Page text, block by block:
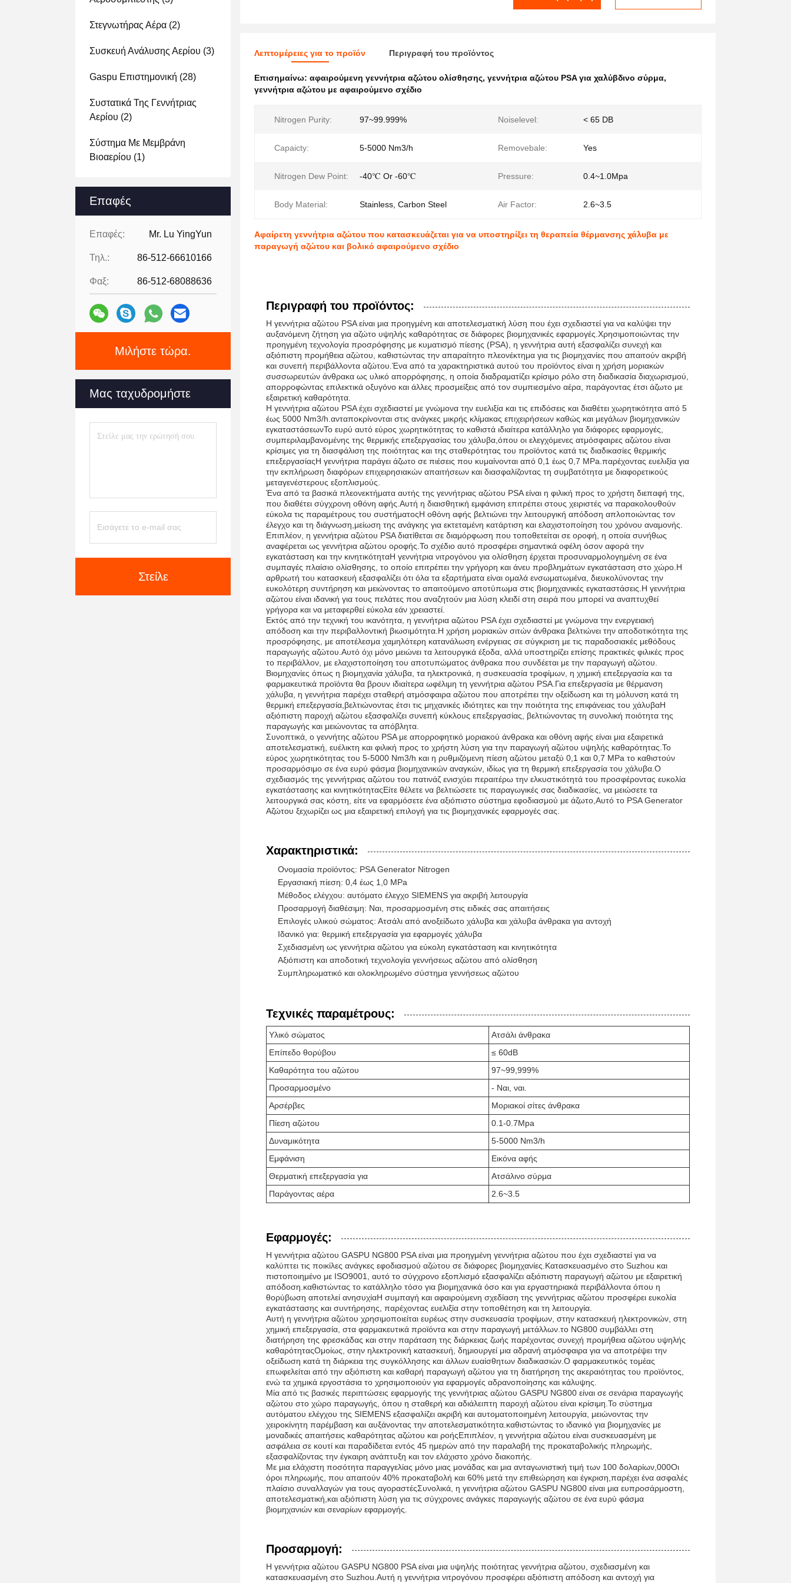
Στεγνωτήρας Αέρα (2)
Συσκευή Ανάλυσης Αερίου (3)
Gaspu Επιστημονική (28)
Συστατικά Της Γεννήτριας
Αερίου (2)
Σύστημα Με Μεμβράνη
Βιοαερίου (1)
Επαφές
Επαφές: Mr. Lu YingYun
Τηλ.: 86-512-66610166
Φαξ: 86-512-68088636
Μιλήστε τώρα.
Μας ταχυδρομήστε
Στείλε
Λεπτομέρειες για το προϊόν Περιγραφή του προϊόντος
Επισημαίνω: αφαιρούμενη γεννήτρια αζώτου ολίσθησης, γεννήτρια αζώτου PSA για χαλύβδινο σύρμα,
γεννήτρια αζώτου με αφαιρούμενο σχέδιο
Nitrogen Purity: 97~99.999% Noiselevel: < 65 DB
Capaicty: 5-5000 Nm3/h Removebale: Yes
Nitrogen Dew Point: -40℃ Or -60℃ Pressure: 0.4~1.0Mpa
Body Material: Stainless, Carbon Steel Air Factor: 2.6~3.5
Αφαίρετη γεννήτρια αζώτου που κατασκευάζεται για να υποστηρίξει τη θεραπεία θέρμανσης χάλυβα με
παραγωγή αζώτου και βολικό αφαιρούμενο σχέδιο
Περιγραφή του προϊόντος:
Η γεννήτρια αζώτου PSA είναι μια προηγμένη και αποτελεσματική λύση που έχει σχεδιαστεί για να καλύψει την
αυξανόμενη ζήτηση για αζώτο υψηλής καθαρότητας σε διάφορες βιομηχανικές εφαρμογές.Χρησιμοποιώντας την
προηγμένη τεχνολογία προσρόφησης με κυματισμό πίεσης (PSA), η γεννήτρια αυτή εξασφαλίζει συνεχή και
αξιόπιστη προμήθεια αζώτου, καθιστώντας την απαραίτητο πλεονέκτημα για τις βιομηχανίες που απαιτούν ακριβή
και συνεπή περιβάλλοντα αζώτου.Ένα από τα χαρακτηριστικά αυτού του προϊόντος είναι η χρήση μοριακών
συσσωρευτών άνθρακα ως υλικό απορρόφησης, η οποία διαδραματίζει κρίσιμο ρόλο στη διαδικασία διαχωρισμού,
απορροφώντας επιλεκτικά οξυγόνο και άλλες προσμείξεις από τον συμπιεσμένο αέρα, παράγοντας έτσι άζωτο με
εξαιρετική καθαρότητα.
Η γεννήτρια αζώτου PSA έχει σχεδιαστεί με γνώμονα την ευελιξία και τις επιδόσεις και διαθέτει χωρητικότητα από 5
έως 5000 Nm3/h.ανταποκρίνονται στις ανάγκες μικρής κλίμακας επιχειρήσεων καθώς και μεγάλων βιομηχανικών
εγκαταστάσεωνΤο ευρύ αυτό εύρος χωρητικότητας το καθιστά ιδιαίτερα κατάλληλο για διάφορες εφαρμογές,
συμπεριλαμβανομένης της θερμικής επεξεργασίας του χάλυβα,όπου οι ελεγχόμενες ατμόσφαιρες αζώτου είναι
κρίσιμες για τη διασφάλιση της ποιότητας και της σταθερότητας του προϊόντος κατά τις διαδικασίες θερμικής
επεξεργασίαςΗ γεννήτρια παράγει άζωτο σε πιέσεις που κυμαίνονται από 0,1 έως 0,7 MPa.παρέχοντας ευελιξία για
την εκπλήρωση διαφόρων επιχειρησιακών απαιτήσεων και διασφαλίζοντας τη συμβατότητα με διαφορετικούς
μεταγενέστερους εξοπλισμούς.
Ένα από τα βασικά πλεονεκτήματα αυτής της γεννήτριας αζώτου PSA είναι η φιλική προς το χρήστη διεπαφή της,
που διαθέτει σύγχρονη οθόνη αφής.Αυτή η διαισθητική εμφάνιση επιτρέπει στους χειριστές να παρακολουθούν
εύκολα τις παραμέτρους του συστήματοςΗ οθόνη αφής βελτιώνει την λειτουργική απόδοση απλοποιώντας τον
έλεγχο και τη διάγνωση,μείωση της ανάγκης για εκτεταμένη κατάρτιση και ελαχιστοποίηση του χρόνου αναμονής.
Επιπλέον, η γεννήτρια αζώτου PSA διατίθεται σε διαμόρφωση που τοποθετείται σε οροφή, η οποία συνήθως
αναφέρεται ως γεννήτρια αζώτου οροφής.Το σχέδιο αυτό προσφέρει σημαντικά οφέλη όσον αφορά την
εγκατάσταση και την κινητικότηταΗ γεννήτρια νιτρογόνου για ολίσθηση έρχεται προσυναρμολογημένη σε ένα
συμπαγές πλαίσιο ολίσθησης, το οποίο επιτρέπει την γρήγορη και άνευ προβλημάτων εγκατάσταση στο χώρο.Η
αρθρωτή του κατασκευή εξασφαλίζει ότι όλα τα εξαρτήματα είναι ομαλά ενσωματωμένα, διευκολύνοντας την
ευκολότερη συντήρηση και μειώνοντας το απαιτούμενο αποτύπωμα στις βιομηχανικές εγκαταστάσεις.Η γεννήτρια
αζώτου είναι ιδανική για τους πελάτες που αναζητούν μια λύση κλειδί στη σειρά που μπορεί να αναπτυχθεί
γρήγορα και να μεταφερθεί εύκολα εάν χρειαστεί.
Εκτός από την τεχνική του ικανότητα, η γεννήτρια αζώτου PSA έχει σχεδιαστεί με γνώμονα την ενεργειακή
απόδοση και την περιβαλλοντική βιωσιμότητα.Η χρήση μοριακών σιτών άνθρακα βελτιώνει την αποδοτικότητα της
προσρόφησης, με αποτέλεσμα χαμηλότερη κατανάλωση ενέργειας σε σύγκριση με τις παραδοσιακές μεθόδους
παραγωγής αζώτου.Αυτό όχι μόνο μειώνει τα λειτουργικά έξοδα, αλλά υποστηρίζει επίσης πρακτικές φιλικές προς
το περιβάλλον, με ελαχιστοποίηση του αποτυπώματος άνθρακα που συνδέεται με την παραγωγή αζώτου.
Βιομηχανίες όπως η βιομηχανία χάλυβα, τα ηλεκτρονικά, η συσκευασία τροφίμων, η χημική επεξεργασία και τα
φαρμακευτικά προϊόντα θα βρουν ιδιαίτερα ωφέλιμη τη γεννήτρια αζώτου PSA.Για επεξεργασία με θέρμανση
χάλυβα, η γεννήτρια παρέχει σταθερή ατμόσφαιρα αζώτου που αποτρέπει την οξείδωση και τη μόλυνση κατά τη
θερμική επεξεργασία,βελτιώνοντας έτσι τις μηχανικές ιδιότητες και την ποιότητα της επιφάνειας του χάλυβαΗ
αξιόπιστη παροχή αζώτου εξασφαλίζει συνεπή κύκλους επεξεργασίας, βελτιώνοντας τη συνολική ποιότητα της
παραγωγής και μειώνοντας τα απόβλητα.
Συνοπτικά, ο γεννήτης αζώτου PSA με απορροφητικό μοριακού άνθρακα και οθόνη αφής είναι μια εξαιρετικά
αποτελεσματική, ευέλικτη και φιλική προς το χρήστη λύση για την παραγωγή αζώτου υψηλής καθαρότητας.Το
εύρος χωρητικότητας του 5-5000 Nm3/h και η ρυθμιζόμενη πίεση αζώτου μεταξύ 0,1 και 0,7 MPa το καθιστούν
προσαρμόσιμο σε ένα ευρύ φάσμα βιομηχανικών αναγκών, ιδίως για τη θερμική επεξεργασία του χάλυβα.Ο
σχεδιασμός της γεννήτριας αζώτου του πατινάζ ενισχύει περαιτέρω την ελκυστικότητά του προσφέροντας ευκολία
εγκατάστασης και κινητικότηταςΕίτε θέλετε να βελτιώσετε τις παραγωγικές σας διαδικασίες, να μειώσετε τα
λειτουργικά σας κόστη, είτε να εφαρμόσετε ένα αξιόπιστο σύστημα εφοδιασμού με άζωτο,Αυτό το PSA Generator
Αζώτου ξεχωρίζει ως μια εξαιρετική επιλογή για τις βιομηχανικές εφαρμογές σας.
Χαρακτηριστικά:
Ονομασία προϊόντος: PSA Generator Nitrogen
Εργασιακή πίεση: 0,4 έως 1,0 MPa
Μέθοδος ελέγχου: αυτόματο έλεγχο SIEMENS για ακριβή λειτουργία
Προσαρμογή διαθέσιμη: Ναι, προσαρμοσμένη στις ειδικές σας απαιτήσεις
Επιλογές υλικού σώματος: Ατσάλι από ανοξείδωτο χάλυβα και χάλυβα άνθρακα για αντοχή
Ιδανικό για: θερμική επεξεργασία για εφαρμογές χάλυβα
Σχεδιασμένη ως γεννήτρια αζώτου για εύκολη εγκατάσταση και κινητικότητα
Αξιόπιστη και αποδοτική τεχνολογία γεννήσεως αζώτου από ολίσθηση
Συμπληρωματικό και ολοκληρωμένο σύστημα γεννήσεως αζώτου
Τεχνικές παραμέτρους:
Υλικό σώματος
Ατσάλι άνθρακα
Επίπεδο θορύβου
≤ 60dB
Καθαρότητα του αζώτου
97~99,999%
Προσαρμοσμένο
- Ναι, ναι.
Αρσέρβες
Μοριακοί σίτες άνθρακα
Πίεση αζώτου
0.1-0.7Mpa
Δυναμικότητα
5-5000 Nm3/h
Εμφάνιση
Εικόνα αφής
Θερματική επεξεργασία για
Ατσάλινο σύρμα
Παράγοντας αέρα
2.6~3.5
Εφαρμογές:
Η γεννήτρια αζώτου GASPU NG800 PSA είναι μια προηγμένη γεννήτρια αζώτου που έχει σχεδιαστεί για να
καλύπτει τις ποικίλες ανάγκες εφοδιασμού αζώτου σε διάφορες βιομηχανίες.Κατασκευασμένο στο Suzhou και
πιστοποιημένο με ISO9001, αυτό το σύγχρονο εξοπλισμό εξασφαλίζει αξιόπιστη παραγωγή αζώτου με εξαιρετική
απόδοση.καθιστώντας το κατάλληλο τόσο για βιομηχανικά όσο και για εργαστηριακά περιβάλλοντα όπου η
θορύβωση αποτελεί ανησυχίαΗ συμπαγή και αφαιρούμενη σχεδίαση της γεννήτριας αζώτου προσφέρει ευκολία
εγκατάστασης και συντήρησης, παρέχοντας ευελιξία στην τοποθέτηση και τη λειτουργία.
Αυτή η γεννήτρια αζώτου χρησιμοποιείται ευρέως στην συσκευασία τροφίμων, στην κατασκευή ηλεκτρονικών, στη
χημική επεξεργασία, στα φαρμακευτικά προϊόντα και στην παραγωγή μετάλλων.το NG800 συμβάλλει στη
διατήρηση της φρεσκάδας και στην παράταση της διάρκειας ζωής παρέχοντας συνεχή προμήθεια αζώτου υψηλής
καθαρότηταςΟμοίως, στην ηλεκτρονική κατασκευή, δημιουργεί μια αδρανή ατμόσφαιρα για να αποτρέψει την
οξείδωση κατά τη διάρκεια της συγκόλλησης και άλλων ευαίσθητων διαδικασιών.Ο φαρμακευτικός τομέας
επωφελείται από την αξιόπιστη και καθαρή παραγωγή αζώτου για τη διατήρηση της ακεραιότητας του προϊόντος,
ενώ τα χημικά εργοστάσια το χρησιμοποιούν για εφαρμογές αδρανοποίησης και κάλυψης.
Μία από τις βασικές περιπτώσεις εφαρμογής της γεννήτριας αζώτου GASPU NG800 είναι σε σενάρια παραγωγής
αζώτου στο χώρο παραγωγής, όπου η σταθερή και αδιάλειπτη παροχή αζώτου είναι κρίσιμη.Το σύστημα
αυτόματου ελέγχου της SIEMENS εξασφαλίζει ακριβή και αυτοματοποιημένη λειτουργία, μειώνοντας την
χειροκίνητη παρέμβαση και αυξάνοντας την αποτελεσματικότητα.καθιστώντας το ιδανικό για βιομηχανίες με
μοναδικές απαιτήσεις καθαρότητας αζώτου και ροήςΕπιπλέον, η γεννήτρια αζώτου είναι συσκευασμένη με
ασφάλεια σε κουτί και παραδίδεται εντός 45 ημερών από την παραλαβή της προκαταβολικής πληρωμής,
εξασφαλίζοντας την έγκαιρη ανάπτυξη και τον ελάχιστο χρόνο διακοπής.
Με μια ελάχιστη ποσότητα παραγγελίας μόνο μιας μονάδας και μια ανταγωνιστική τιμή των 100 δολαρίων,000Οι
όροι πληρωμής, που απαιτούν 40% προκαταβολή και 60% μετά την επιθεώρηση και έγκριση,παρέχει ένα ασφαλές
πλαίσιο συναλλαγών για τους αγοραστέςΣυνολικά, η γεννήτρια αζώτου GASPU NG800 είναι μια ευπροσάρμοστη,
αποτελεσματική,και αξιόπιστη λύση για τις σύγχρονες ανάγκες παραγωγής αζώτου σε ένα ευρύ φάσμα
βιομηχανιών και σεναρίων εφαρμογής.
Προσαρμογή:
Η γεννήτρια αζώτου GASPU NG800 PSA είναι μια υψηλής ποιότητας γεννήτρια αζώτου, σχεδιασμένη και
κατασκευασμένη στο Suzhou.Αυτή η γεννήτρια νιτρογόνου προσφέρει αξιόπιστη απόδοση και αντοχή για